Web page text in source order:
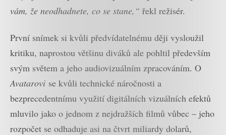
vám, že neodhadnete, co se stane,“ řekl režisér.
První snímek si kvůli předvídatelnému ději vysloužil
kritiku, naprostou většinu diváků ale pohltil především
svým světem a jeho audiovizuálním zpracováním. O
Avatarovi se kvůli technické náročnosti a
bezprecedentnímu využití digitálních vizuálních efektů
mluvilo jako o jednom z nejdražších filmů vůbec – jeho
rozpočet se odhaduje asi na čtvrt miliardy dolarů,